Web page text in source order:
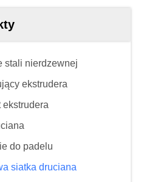
stali nierdzewnej
ekstrudera
ekstrudera
do padelu
siatka druciana